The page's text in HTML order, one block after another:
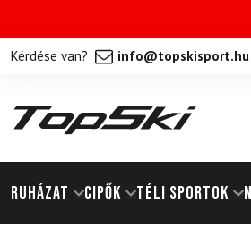
Kérdése van? info@topskisport.hu
RUHÁZAT Cipők TÉLI SPORTOK